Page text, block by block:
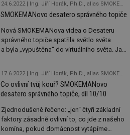
ovlivnit už nyní. Chcete ušetřit za palivo
a méně kouřem obtěžovat sebe i své okolí?
24.6.2022 Ing. Jiří Horák, Ph.D., alias SMOKEMAN, Ing. František Hopan, Ph.D.
SMOKEMANovo desatero správného topiče
Nová SMOKEMANova videa o Desateru
správného topiče spatřila světlo světa
a byla „vypuštěna“ do virtuálního světa. Jak
17.6.2022 Ing. Jiří Horák, Ph.D., alias SMOKEMAN, Ing. František Hopan, Ph.D.
Co ovlivní tvůj kouř? SMOKEMANovo
desatero správného topiče, díl 10/10
Zjednodušeně řečeno: „jen“ čtyři základní
faktory zásadně ovlivní to, co jde z našeho
komína, pokud domácnost vytápíme